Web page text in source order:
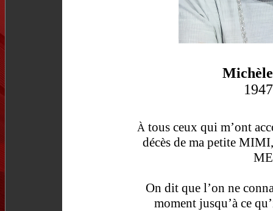
Àtous ceux qui m’ont
décès de ma petite
On dit que l’on ne
moment jusqu’à ce